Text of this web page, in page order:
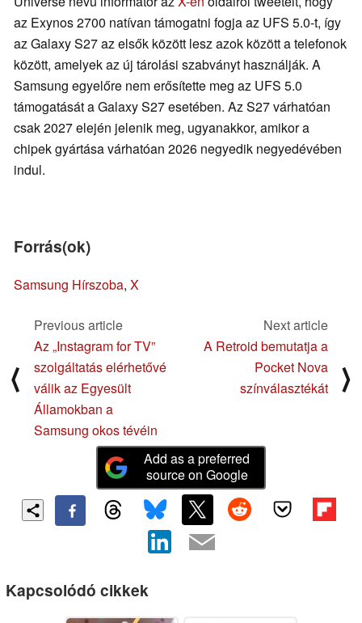
az Exynos 2700 natívan támogatni fogja az UFS 5.0-t, így
az Galaxy S27 az elsők között lesz azok között a telefonok
között, amelyek az új tárolási szabványt használják. A
Samsung egyelőre nem erősítette meg az UFS 5.0
támogatását a Galaxy S27 esetében. Az S27 várhatóan
csak 2027 elején jelenik meg, ugyanakkor, amikor a
chipek gyártása várhatóan 2026 negyedik negyedévében
indul.
Forrás(ok)
Samsung Hírszoba, X
⟨
Previous article
Az „Instagram for TV”
szolgáltatás elérhetővé
válik az Egyesült
Államokban a
Samsung okos tévéin
Next article
A Retroid bemutatja a
Pocket Nova
színválasztékát
⟩
Add as a preferred
source on Google
Kapcsolódó cikkek